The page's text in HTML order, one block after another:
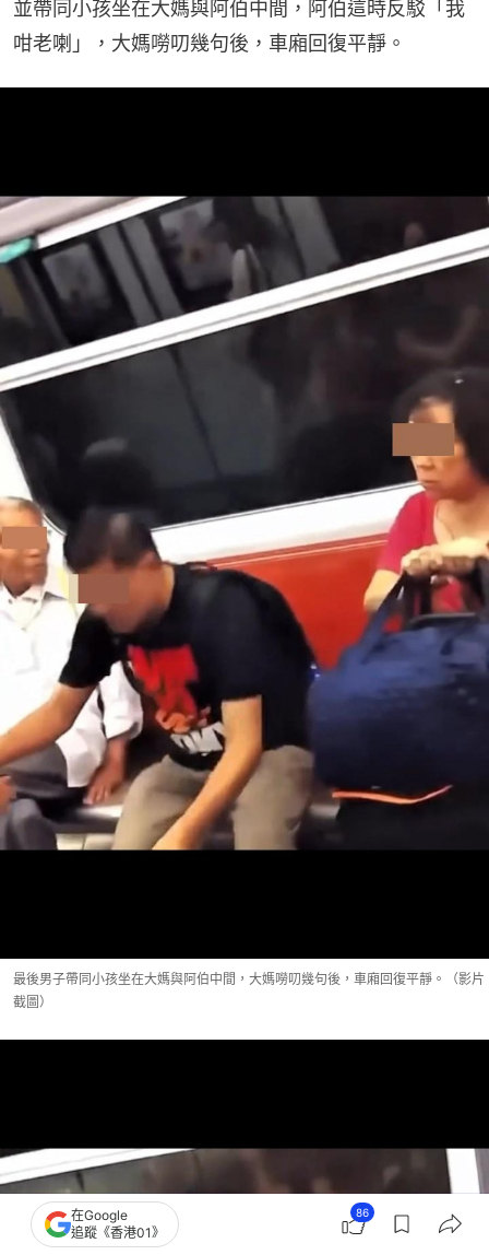
並帶同小孩坐在大媽與阿伯中間，阿伯這時反駁「我
咁老喇」，大媽嘮叨幾句後，車廂回復平靜。
最後男子帶同小孩坐在大媽與阿伯中間，大媽嘮叨幾句後，車廂回復平靜。（影片
截圖）
在Google
追蹤《香港01》
86